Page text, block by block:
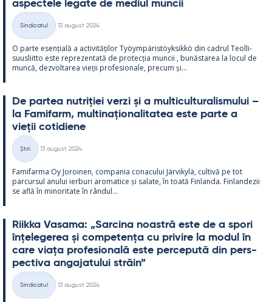
as­pec­tele le­gate de me­diul muncii
Categorii
Sindicatul
13 august 2024
O parte esențială a ac­ti­vități­lor Työym­pä­ris­töyk­sikkö din cadrul Teol­li­
suus­liitto este reprezen­tată de pro­tecția muncii , bunăs­ta­rea la locul de
muncă, dez­vol­ta­rea vieții pro­fe­sio­nale, precum și...
De par­tea nut­riției verzi și a mul­ticul­tu­ra­lis­mu­lui –
la Fa­mi­farm, mul­ti­națio­na­li­ta­tea este parte a
vieții co­ti­diene
Categorii
Știri
13 august 2024
Fa­mi­farma Oy Jo­roi­nen, com­pa­nia co­nacu­lui Jär­vi­kylä, cul­tivă pe tot
parcur­sul anu­lui ier­buri aro­ma­tice și sa­late, în toată Fin­landa. Fin­lan­dezii
se află în mi­no­ri­tate în rân­dul...
Riikka Va­sama: „Sarcina noa­stră este de a spori
înțe­le­ge­rea și com­pe­tența cu pri­vire la mo­dul în
care viața pro­fe­sio­nală este perce­pută din pers­
pec­tiva an­ga­ja­tu­lui străin”
Categorii
Sindicatul
13 august 2024